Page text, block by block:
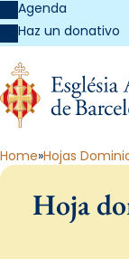
Agenda
Haz un donativo
Home Hojas
Hoja